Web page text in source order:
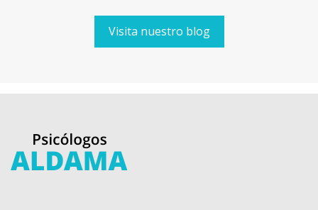
Visita nuestro blog